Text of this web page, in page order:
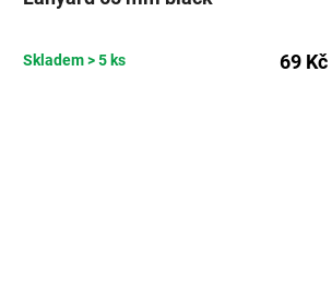
Skladem> 5 ks 69 Kč